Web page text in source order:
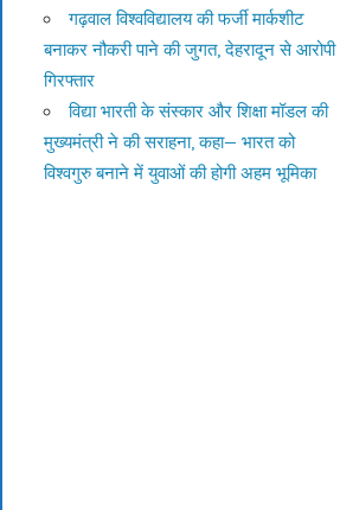
गढ़वाल विश्वविद्यालय की फर्जी मार्कशीट
बनाकर नौकरी पाने की जुगत, देहरादून से आरोपी
गिरफ्तार
विद्या भारती के संस्कार और शिक्षा मॉडल की
मुख्यमंत्री ने की सराहना, कहा— भारत को
विश्वगुरु बनाने में युवाओं की होगी अहम भूमिका